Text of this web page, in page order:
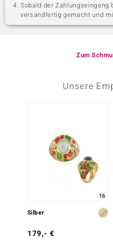
Sobald der
versandfertig gemacht und
Zum
Unsere
16
Silber
179,- €